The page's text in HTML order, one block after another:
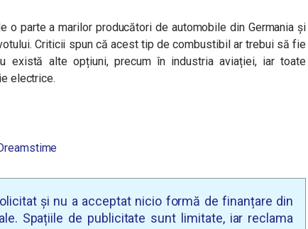
o parte a marilor producători de automobile din Germania și
Criticii spun că acest tip de combustibil ar trebui să fie
există alte opțiuni, precum în industria aviației, iar toate
electrice.
și nu a acceptat nicio formă de finanțare din
Spațiile de publicitate sunt limitate, iar reclama